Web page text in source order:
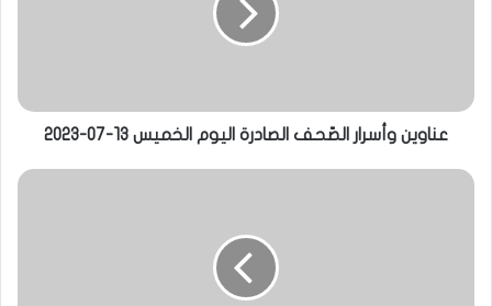
عناوين وأسرار الصّحف الصادرة اليوم الخميس 13-07-2023